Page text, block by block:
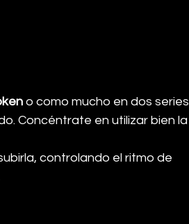
o como mucho en dos series
Concéntrate en utilizar bien la
controlando el ritmo de